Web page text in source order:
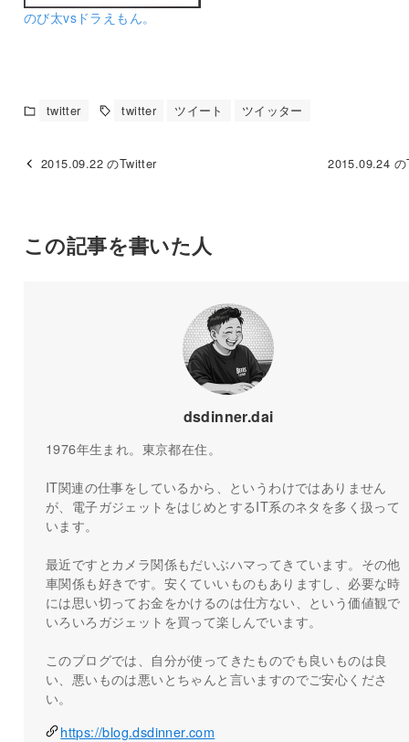
のび太vsドラえもん。
twitter twitter ツイート ツイッター
2015.09.22 のTwitter 2015.09.24
この記事を書いた人
dsdinner.dai
1976年生まれ。東京都在住。
IT関連の仕事をしているから、というわけではありません
が、電子ガジェットをはじめとするIT系のネタを多く扱って
います。
最近ですとカメラ関係もだいぶハマってきています。その他
車関係も好きです。安くていいものもありますし、必要な時
には思い切ってお金をかけるのは仕方ない、という価値観で
いろいろガジェットを買って楽しんでいます。
このブログでは、自分が使ってきたものでも良いものは良
い、悪いものは悪いとちゃんと言いますのでご安心くださ
い。
https://blog.dsdinner.com